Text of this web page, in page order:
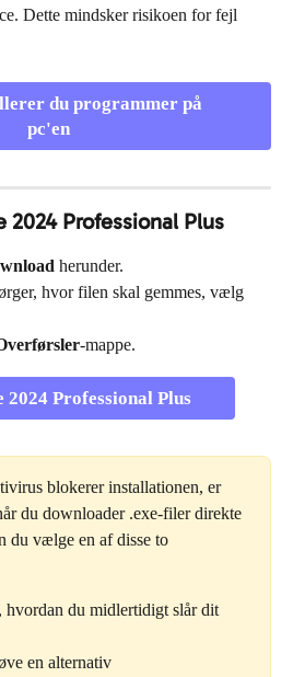
Dette mindsker risikoen for fejl
du programmer på
pc'en
2024 Professional Plus
herunder.
hvor filen skal gemmes, vælg
-mappe.
Professional Plus
blokerer installationen, er
du downloader .exe-filer direkte
du vælge en af disse to
hvordan du midlertidigt slår dit
en alternativ